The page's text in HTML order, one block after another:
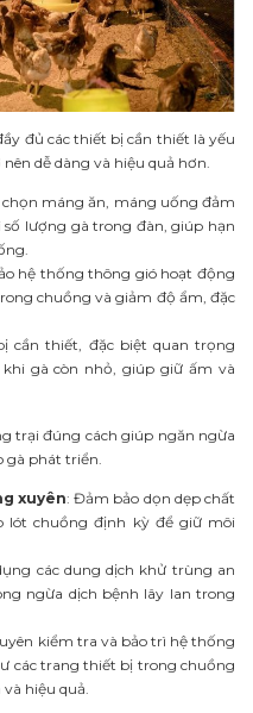
đủ các thiết bị cần thiết là yếu
dễ dàng và hiệu quả hơn.
chọn máng ăn, máng uống đảm
lượng gà trong đàn, giúp hạn
hệ thống thông gió hoạt động
chuồng và giảm độ ẩm, đặc
cần thiết, đặc biệt quan trọng
gà còn nhỏ, giúp giữ ấm và
trại đúng cách giúp ngăn ngừa
gà phát triển.
xuyên: Đảm bảo dọn dẹp chất
lót chuồng định kỳ để giữ môi
các dung dịch khử trùng an
ngừa dịch bệnh lây lan trong
kiểm tra và bảo trì hệ thống
các trang thiết bị trong chuồng
hiệu quả.